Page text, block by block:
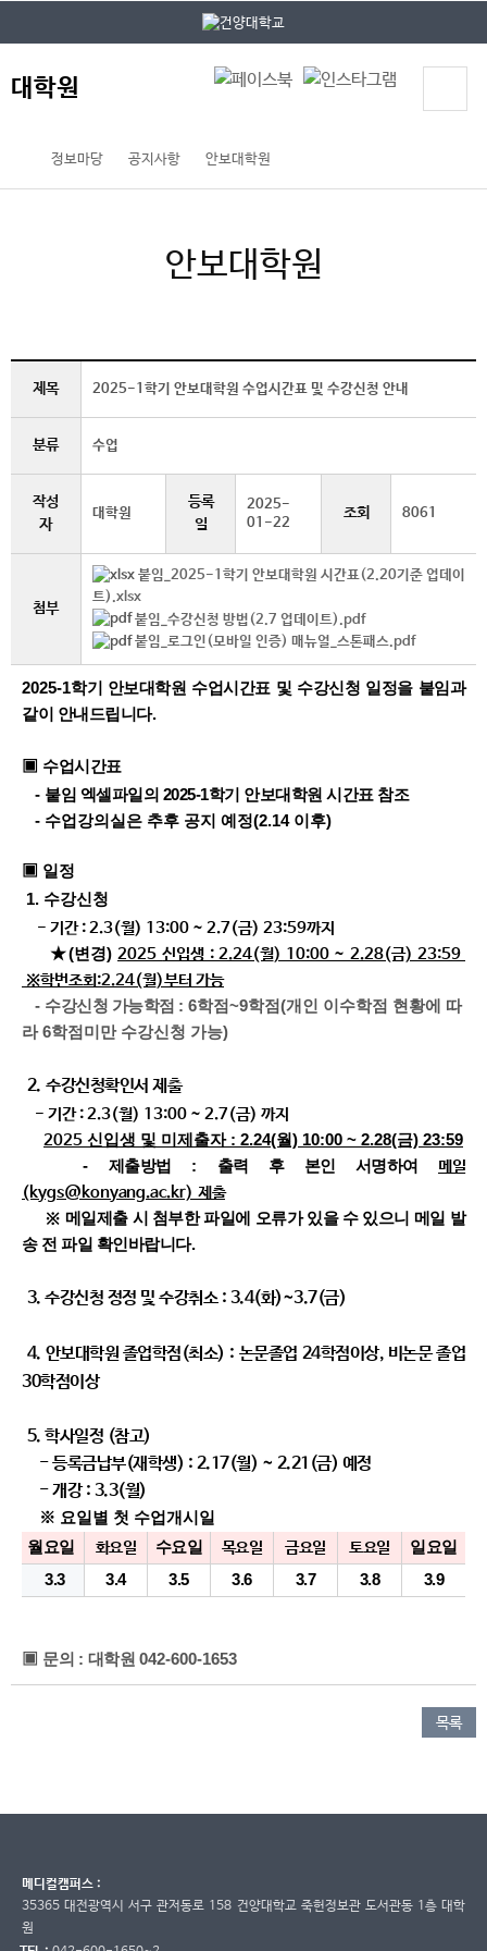
대학원
정보마당 공지사항 안보대학원
안보대학원
제목 2025-1학기 안보대학원 수업시간표 및 수강신청 안내
분류 수업
작성
자
대학원
등록
일
2025-
01-22
조회 8061
첨부
붙임_2025-1학기 안보대학원 시간표(2.20기준 업데이
트).xlsx
붙임_수강신청 방법(2.7 업데이트).pdf
붙임_로그인(모바일 인증) 매뉴얼_스톤패스.pdf
2025-1학기 안보대학원 수업시간표 및 수강신청 일정을 붙임과
같이 안내드립니다.
▣ 수업시간표
- 붙임 엑셀파일의 2025-1학기 안보대학원 시간표 참조
- 수업강의실은 추후 공지 예정(2.14 이후)
▣ 일정
1. 수강신청
- 기간 : 2.3(월) 13:00 ~ 2.7(금) 23:59까지
★(변경) 2025신입생 : 2.24(월) 10:00 ~ 2.28(금) 23:59
※학번조회:2.24(월)부터 가능
- 수강신청 가능학점 : 6학점~9학점(개인 이수학점 현황에 따
라 6학점미만 수강신청 가능)
2. 수강신청확인서 제출
- 기간 : 2.3(월) 13:00 ~ 2.7(금) 까지
2025 신입생 및 미제출자 : 2.24(월) 10:00 ~ 2.28(금) 23:59
- 제출방법 : 출력 후 본인 서명하여 메일
(kygs@konyang.ac.kr) 제출
※ 메일제출 시 첨부한 파일에 오류가 있을 수 있으니 메일 발
송 전 파일 확인바랍니다.
3. 수강신청 정정 및 수강취소 : 3.4(화)~3.7(금)
4. 안보대학원 졸업학점(최소) : 논문졸업 24학점이상, 비논문 졸업
30학점이상
5. 학사일정 (참고)
- 등록금납부(재학생) : 2.17(월) ~ 2.21(금) 예정
- 개강 : 3.3(월)
※ 요일별 첫 수업개시일
​월요일
화요일 수요일 목요일 금요일 토요일
일요일
3.3
3.4 3.5 3.6 3.7 3.8 3.9
▣ 문의 : 대학원 042-600-1653
목록
메디컬캠퍼스 :
35365 대전광역시 서구 관저동로 158 건양대학교 죽헌정보관 도서관동 1층 대학
원